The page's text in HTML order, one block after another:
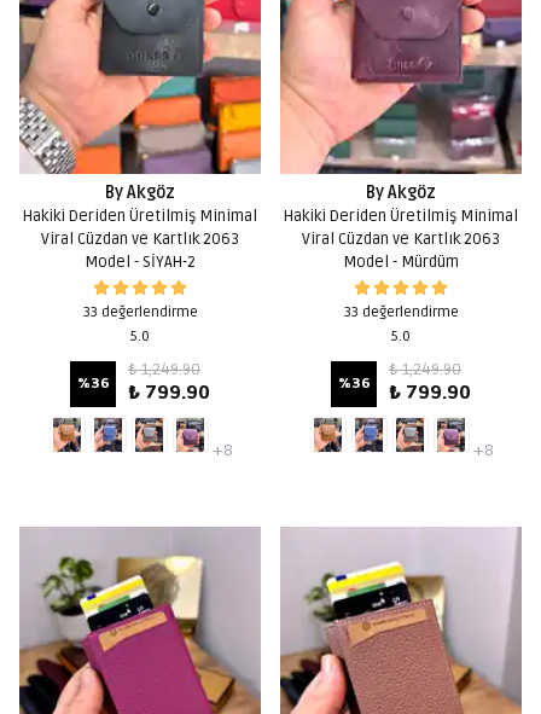
By Akgöz
Hakiki Deriden Üretilmiş Minimal
Viral Cüzdan ve Kartlık 2063
Model - SİYAH-2
33 değerlendirme
5.0
%36
₺ 1,249.90
₺ 799.90
+8
By Akgöz
Hakiki Deriden Üretilmiş Minimal
Viral Cüzdan ve Kartlık 2063
Model - Mürdüm
33 değerlendirme
5.0
%36
₺ 1,249.90
₺ 799.90
+8